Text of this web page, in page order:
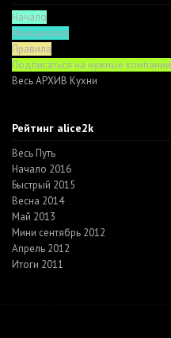
Начало
Функционал
Правила
Подписаться на нужные компании
Весь АРХИВ Кухни
Рейтинг alice2k
Весь Путь
Начало 2016
Быстрый 2015
Весна 2014
Май 2013
Мини сентябрь 2012
Апрель 2012
Итоги 2011